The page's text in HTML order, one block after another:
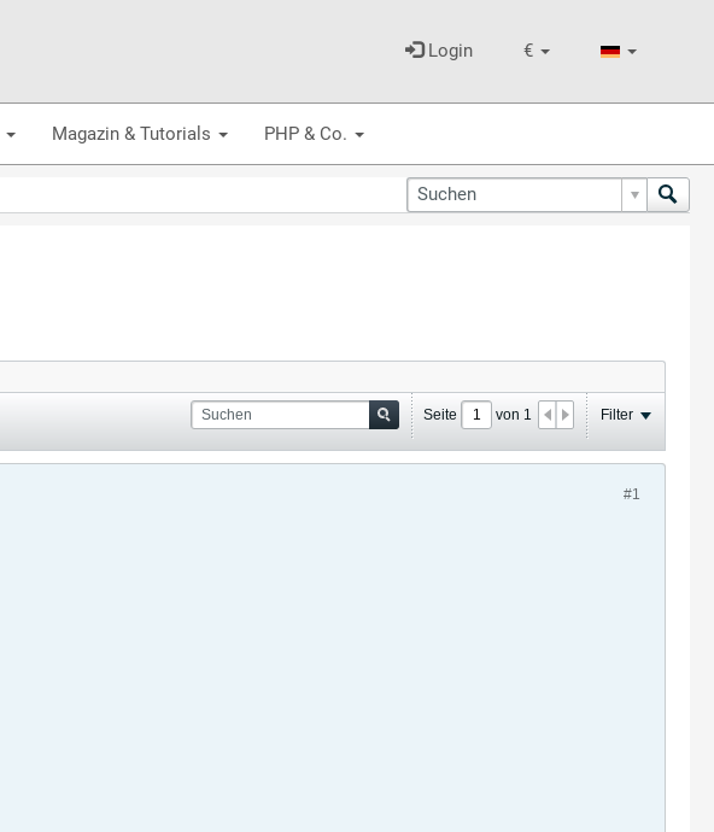
€
Login
Magazin & Tutorials PHP & Co.
Seite von 1 Filter
#1